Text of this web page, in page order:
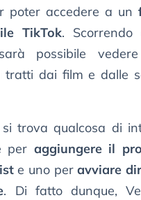
poter accedere a un
TikTok.
possibile
tratti dai film e dalle
trova qualcosa di
per aggiungere il
e uno peravviare
. Di fatto dunque,